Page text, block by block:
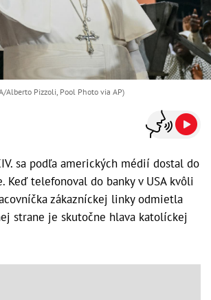
Alberto Pizzoli, Pool Photo via AP)
sa podľa amerických médií dostal do
Keď telefonoval do banky v USA kvôli
zákazníckej linky odmietla
strane je skutočne hlava katolíckej